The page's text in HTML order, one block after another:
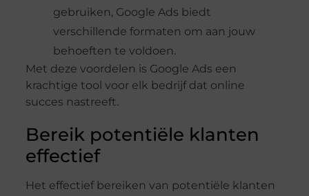
gebruiken, Google Ads biedt
verschillende formaten om aan jouw
behoeften te voldoen.
Met deze voordelen is Google Ads een
krachtige tool voor elk bedrijf dat online
succes nastreeft.
Bereik potentiële klanten
effectief
Het effectief bereiken van potentiële klanten